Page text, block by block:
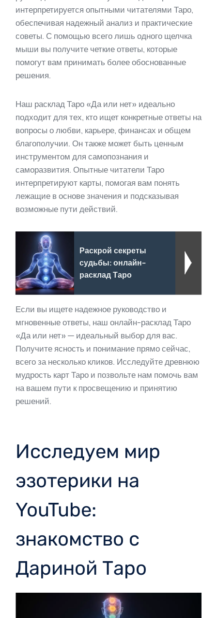
интерпретируется опытными читателями Таро,
обеспечивая надежный анализ и практические
советы. С помощью всего лишь одного щелчка
мыши вы получите четкие ответы, которые
помогут вам принимать более обоснованные
решения.
Наш расклад Таро «Да или нет» идеально
подходит для тех, кто ищет конкретные ответы на
вопросы о любви, карьере, финансах и общем
благополучии. Он также может быть ценным
инструментом для самопознания и
саморазвития. Опытные читатели Таро
интерпретируют карты, помогая вам понять
лежащие в основе значения и подсказывая
возможные пути действий.
Раскрой секреты
судьбы: онлайн-
расклад Таро
Если вы ищете надежное руководство и
мгновенные ответы, наш онлайн-расклад Таро
«Да или нет» — идеальный выбор для вас.
Получите ясность и понимание прямо сейчас,
всего за несколько кликов. Исследуйте древнюю
мудрость карт Таро и позвольте нам помочь вам
на вашем пути к просвещению и принятию
решений.
Исследуем мир
эзотерики на
YouTube:
знакомство с
Дариной Таро